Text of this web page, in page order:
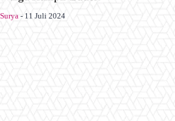
Surya - 11 Juli 2024